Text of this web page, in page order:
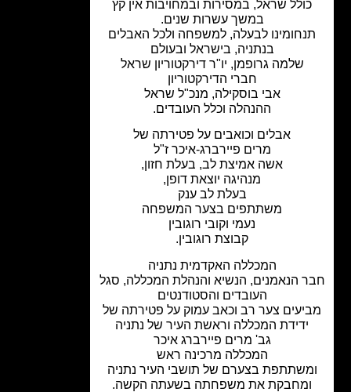
שראל, במסירות ובמחויבות אין קץ
במשך עשרות שנים.
לבעלה, למשפחה ולכל האבלים
בנתניה, בישראל ובעולם
שלמה גרופמן, יו"ר דירקטוריון שראל
חברי הדירקטוריון
אבי בוסקילה, מנכ"ל שראל
ההנהלה וכלל העובדים.
אבלים וכואבים על פטירתה של
מרים פיירברג-איכר ז"ל
אשה אמיצת לב, בעלת חזון,
מנהיגה יוצאת דופן,
בעלת לב ענק
משתתפים בצער המשפחה
נעמי וקובי רוגובין
קבוצת רוגובין.
המכללה האקדמית נתניה
הנאמנים, הנשיא והנהלת המכללה, סגל
העובדים והסטודנטים
צער רב וכאב עמוק על פטירתה של
ידידת המכללה וראשת העיר של נתניה
גב' מרים פיירברג איכר
המכללה מרכינה ראש
בצערם של תושבי העיר נתניה
את משפחתה בשעתה הקשה.